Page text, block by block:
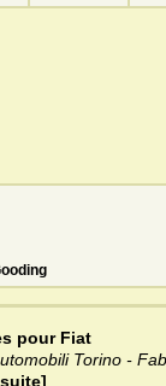
pour Fiat
Torino -